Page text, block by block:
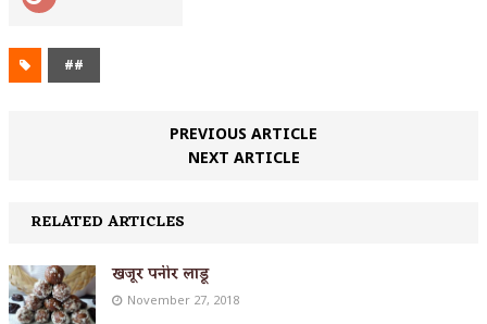
##
PREVIOUS ARTICLE
NEXT ARTICLE
RELATED ARTICLES
खजूर पनीर लाडू
November 27, 2018